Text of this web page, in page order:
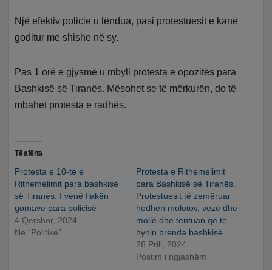
Një efektiv policie u lëndua, pasi protestuesit e kanë
goditur me shishe në sy.
Pas 1 orë e gjysmë u mbyll protesta e opozitës para
Bashkisë së Tiranës. Mësohet se të mërkurën, do të
mbahet protesta e radhës.
Të afërta
Protesta e 10-të e
Rithemelimit para bashkisë
së Tiranës. I vënë flakën
gomave para policisë
4 Qershor, 2024
Në “Politikë”
Protesta e Rithemelimit
para Bashkisë së Tiranës.
Protestuesit të zemëruar
hodhën molotov, vezë dhe
mollë dhe tentuan që të
hynin brenda bashkisë
26 Prill, 2024
Postim i ngjashëm